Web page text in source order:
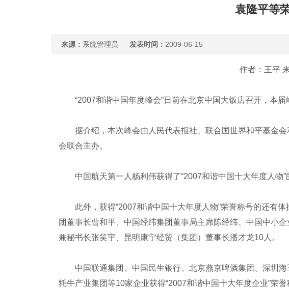
袁隆平等
来源： 系统管理员 发表时间： 2009-06-15
作者：王平
“2007和谐中国年度峰会”日前在北京中国大饭店召开，本届
据介绍，本次峰会由人民代表报社、联合国世界和平基金
会联合主办。
中国航天第一人杨利伟获得了“2007和谐中国十大年度人物”
此外，获得“2007和谐中国十大年度人物”荣誉称号的还有
团董事长曹和平、中国经纬集团董事局主席陈经纬、中国中小
兼秘书长张笑宇、昆明康宁经贸（集团）董事长潘才龙10人。
中国联通集团、中国民生银行、北京燕京啤酒集团、深圳
牦牛产业集团等10家企业获得“2007和谐中国十大年度企业”荣誉